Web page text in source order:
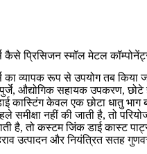
कैसे प्रिसिजन स्मॉल मेटल
का व्यापक रूप से उपयोग तब किया
पुर्जे, औद्योगिक सहायक उपकरण,
कास्टिंग केवल एक छोटा धातु भाग
समीक्षा नहीं की जाती है, तो
है, तो कस्टम जिंक डाई कास्ट
उत्पादन और नियंत्रित सतह